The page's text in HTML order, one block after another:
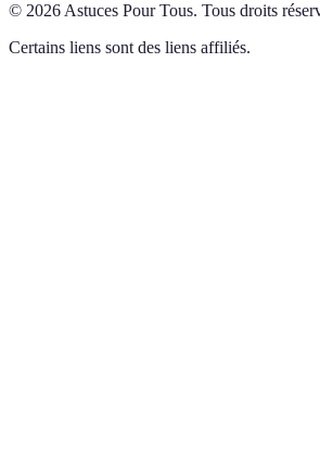
© 2026 Astuces Pour Tous. Tous droits
Certains liens sont des liens affiliés.